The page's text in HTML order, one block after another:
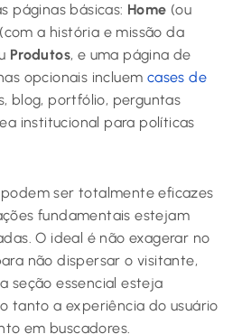
páginas básicas: Home (ou
(com a história e missão da
Produtos, e uma página de
opcionais incluem cases de
blog, portfólio, perguntas
institucional para políticas
ser totalmente eficazes
fundamentais estejam
O ideal é não exagerar no
não dispersar o visitante,
seção essencial esteja
tanto a experiência do usuário
em buscadores.